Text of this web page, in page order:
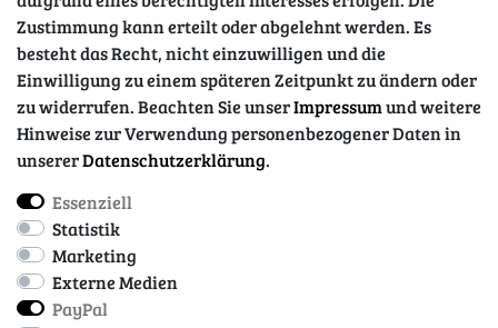
Impressum
Barrierefreiheitserklärung
Zustimmung kann erteilt oder abgelehnt werden. Es
besteht das Recht, nicht einzuwilligen und die
Einwilligung zu einem späteren Zeitpunkt zu ändern oder
zu widerrufen. Beachten Sie unserImpressumund weitere
Hinweise zur Verwendung personenbezogener Daten in
unsererDaten­schutz­erklärung.
Essenziell
Statistik
Marketing
Externe Medien
PayPal